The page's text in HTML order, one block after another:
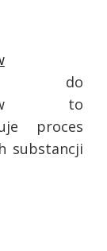
do
to
proces
substancji